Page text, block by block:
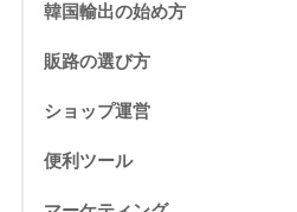
韓国輸出の始め方
販路の選び方
ショップ運営
便利ツール